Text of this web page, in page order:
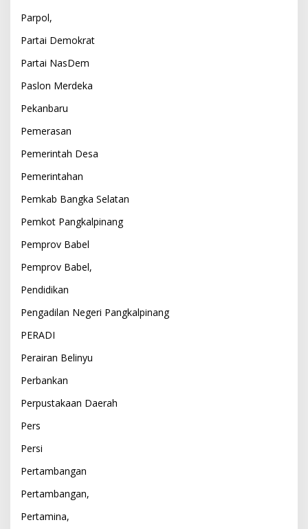
Parpol,
Partai Demokrat
Partai NasDem
Paslon Merdeka
Pekanbaru
Pemerasan
Pemerintah Desa
Pemerintahan
Pemkab Bangka Selatan
Pemkot Pangkalpinang
Pemprov Babel
Pemprov Babel,
Pendidikan
Pengadilan Negeri Pangkalpinang
PERADI
Perairan Belinyu
Perbankan
Perpustakaan Daerah
Pers
Persi
Pertambangan
Pertambangan,
Pertamina,